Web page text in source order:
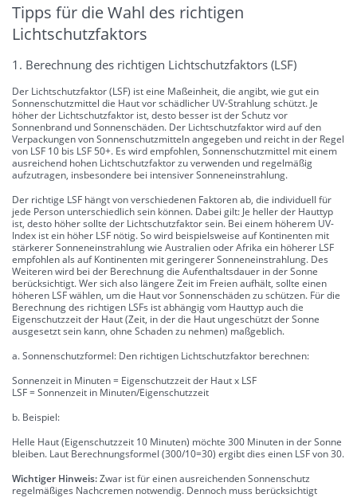
Tipps für die Wahl des richtigen
Lichtschutzfaktors
1. Berechnung des richtigen Lichtschutzfaktors (LSF)
Der Lichtschutzfaktor (LSF) ist eine Maßeinheit, die angibt, wie gut ein
Sonnenschutzmittel die Haut vor schädlicher UV-Strahlung schützt. Je
höher der Lichtschutzfaktor ist, desto besser ist der Schutz vor
Sonnenbrand und Sonnenschäden. Der Lichtschutzfaktor wird auf den
Verpackungen von Sonnenschutzmitteln angegeben und reicht in der Regel
von LSF 10 bis LSF 50+. Es wird empfohlen, Sonnenschutzmittel mit einem
ausreichend hohen Lichtschutzfaktor zu verwenden und regelmäßig
aufzutragen, insbesondere bei intensiver Sonneneinstrahlung.
Der richtige LSF hängt von verschiedenen Faktoren ab, die individuell für
jede Person unterschiedlich sein können. Dabei gilt: Je heller der Hauttyp
ist, desto höher sollte der Lichtschutzfaktor sein. Bei einem höherem UV-
Index ist ein höher LSF nötig. So wird beispielsweise auf Kontinenten mit
stärkerer Sonneneinstrahlung wie Australien oder Afrika ein höherer LSF
empfohlen als auf Kontinenten mit geringerer Sonneneinstrahlung. Des
Weiteren wird bei der Berechnung die Aufenthaltsdauer in der Sonne
berücksichtigt. Wer sich also längere Zeit im Freien aufhält, sollte einen
höheren LSF wählen, um die Haut vor Sonnenschäden zu schützen. Für die
Berechnung des richtigen LSFs ist abhängig vom Hauttyp auch die
Eigenschutzzeit der Haut (Zeit, in der die Haut ungeschützt der Sonne
ausgesetzt sein kann, ohne Schaden zu nehmen) maßgeblich.
a. Sonnenschutzformel: Den richtigen Lichtschutzfaktor berechnen:
Sonnenzeit in Minuten = Eigenschutzzeit der Haut x LSF
LSF = Sonnenzeit in Minuten/Eigenschutzzeit
b. Beispiel:
Helle Haut (Eigenschutzzeit 10 Minuten) möchte 300 Minuten in der Sonne
bleiben. Laut Berechnungsformel (300/10=30) ergibt dies einen LSF von 30.
Wichtiger Hinweis:Zwar ist für einen ausreichenden Sonnenschutz
regelmäßiges Nachcremen notwendig. Dennoch muss berücksichtigt